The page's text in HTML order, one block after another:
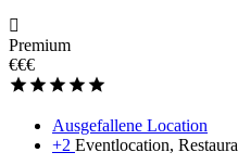
Premium
€€€
Ausgefallene Location
+2 Eventlocation,